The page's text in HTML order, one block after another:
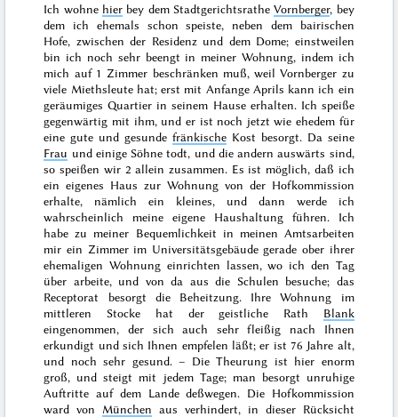
Ich wohne hierbey dem StadtgerichtsratheVornberger, bey
dem ich ehemals schon speiste, neben dem bairischen
Hofe, zwischen der Residenz und dem Dome; einstweilen
bin ich noch sehr beengt in meiner Wohnung, indem ich
mich auf 1 Zimmer beschränken muß, weil Vornberger zu
viele Miethsleute hat; erst mit Anfange Aprils kann ich ein
geräumiges Quartier in seinem Hause erhalten. Ich speiße
gegenwärtig mit ihm, und er ist noch jetzt wie ehedem für
eine gute und gesunde fränkische Kost besorgt. Da seine
Frau und einige Söhne todt, und die andern auswärts sind,
so speißen wir 2 allein zusammen. Es ist möglich, daß ich
ein eigenes Haus zur Wohnung von der Hofkommission
erhalte, nämlich ein kleines, und dann werde ich
wahrscheinlich meine eigene Haushaltung führen. Ich
habe zu meiner Bequemlichkeit in meinen Amtsarbeiten
mir ein Zimmer im Universitätsgebäudegerade ober ihrer
ehemaligen Wohnung einrichten lassen, wo ich den Tag
über arbeite, und von da aus die Schulen besuche; das
Receptorat besorgt die Beheitzung. Ihre Wohnung im
mittleren Stocke hat der geistliche Rath Blank
eingenommen, der sich auch sehr fleißig nach Ihnen
erkundigt und sich Ihnen empfelen läßt; er ist 76 Jahre alt,
und noch sehr gesund. – Die Theurung ist hier enorm
groß, und steigt mit jedem Tage; man besorgt unruhige
Auftritte auf dem Lande deßwegen. Die Hofkommission
ward von München aus verhindert, in dieser Rücksicht